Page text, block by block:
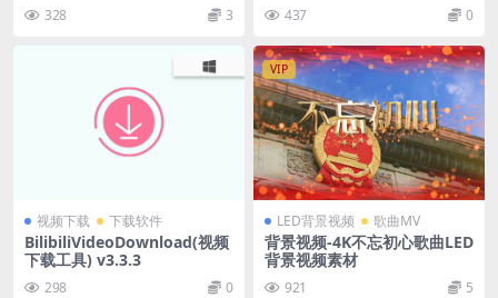
328 3 437 0
视频下载 下载软件
BilibiliVideoDownload(视频
下载工具) v3.3.3
298 0
VIP
LED背景视频 歌曲MV
背景视频-4K不忘初心歌曲LED
背景视频素材
921 5